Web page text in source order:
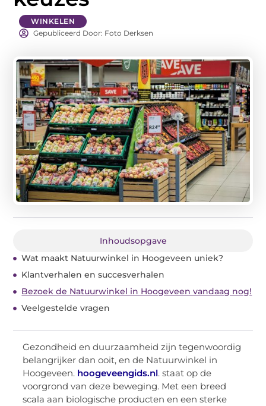
WINKELEN
Gepubliceerd Door: Foto Derksen
Inhoudsopgave
Wat maakt Natuurwinkel in Hoogeveen uniek?
Klantverhalen en succesverhalen
Bezoek de Natuurwinkel in Hoogeveen vandaag nog!
Veelgestelde vragen
Gezondheid en duurzaamheid zijn tegenwoordig
belangrijker dan ooit, en de Natuurwinkel in
Hoogeveen. hoogeveengids.nl. staat op de
voorgrond van deze beweging. Met een breed
scala aan biologische producten en een sterke